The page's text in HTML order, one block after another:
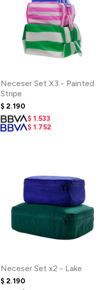
Neceser Set X3 - Painted
Stripe
$ 2.190
$ 1.533
$ 1.752
Neceser Set x2 - Lake
$ 2.190